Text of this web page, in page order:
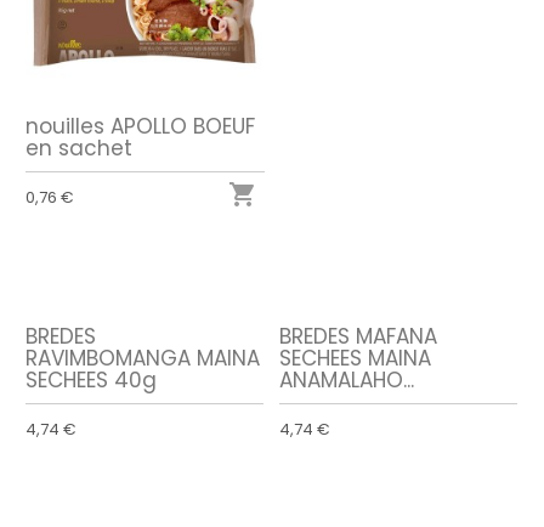
nouilles APOLLO BOEUF
en sachet
0,76 € 
BREDES
RAVIMBOMANGA MAINA
SECHEES 40g
4,74 €
BREDES MAFANA
SECHEES MAINA
ANAMALAHO...
4,74 €